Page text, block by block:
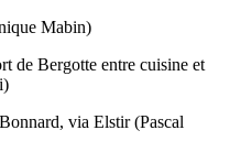
Mabin)
de Bergotte entre cuisine et
via Elstir (Pascal